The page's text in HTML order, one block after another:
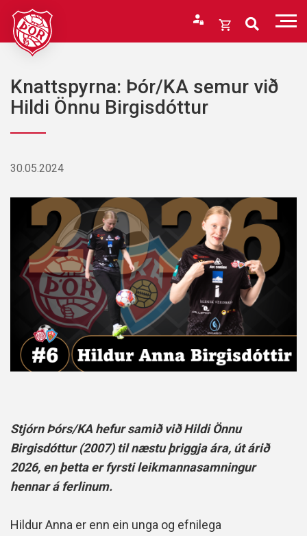
Fara
efni
Opna
Karfan þín
Loka
Karfan er tóm.
Knattspyrna: Þór/KA semur við
Hildi Önnu Birgisdóttur
30.05.2024
Stjórn Þórs/KA hefur samið við Hildi Önnu
Birgisdóttur (2007) til næstu þriggja ára, út árið
2026, en þetta er fyrsti leikmannasamningur
hennar á ferlinum.
Hildur Anna er enn ein unga og efnilega